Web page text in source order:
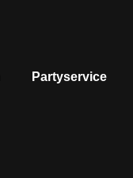
Partyservice